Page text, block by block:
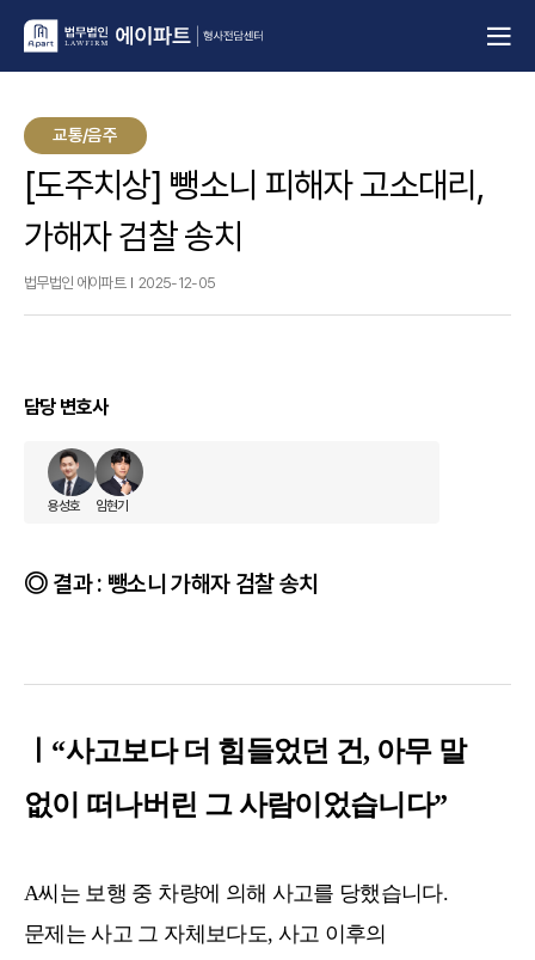
교통/음주
[도주치상] 뺑소니 피해자 고소대리,
가해자 검찰 송치
법무법인 에이파트 2025-12-05
담당 변호사
용성호 임현기
결과 : 뺑소니 가해자 검찰 송치
ㅣ“사고보다 더 힘들었던 건, 아무 말
없이 떠나버린 그 사람이었습니다”
A씨는 보행 중 차량에 의해 사고를 당했습니다.
문제는 사고 그 자체보다도, 사고 이후의